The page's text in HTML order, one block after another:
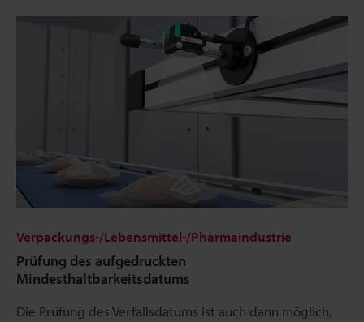
Verpackungs-/Lebensmittel-/Pharmaindustrie
Prüfung des aufgedruckten
Mindesthaltbarkeitsdatums
Die Prüfung des Verfallsdatums ist auch dann möglich,